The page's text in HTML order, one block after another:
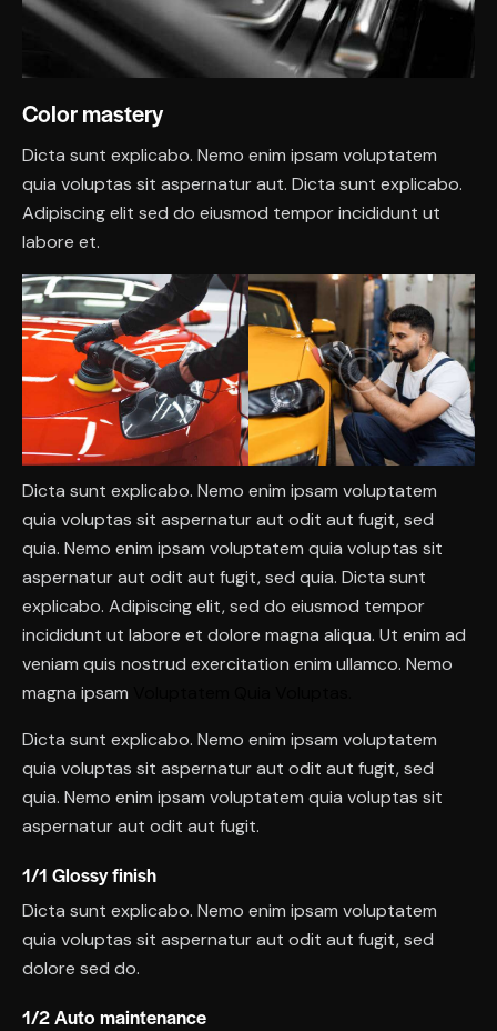
Color mastery
Dicta sunt explicabo. Nemo enim ipsam voluptatem
quia voluptas sit aspernatur aut. Dicta sunt explicabo.
Adipiscing elit sed do eiusmod tempor incididunt ut
labore et.
Dicta sunt explicabo. Nemo enim ipsam voluptatem
quia voluptas sit aspernatur aut odit aut fugit, sed
quia. Nemo enim ipsam voluptatem quia voluptas sit
aspernatur aut odit aut fugit, sed quia. Dicta sunt
explicabo. Adipiscing elit, sed do eiusmod tempor
incididunt ut labore et dolore magna aliqua. Ut enim ad
veniam quis nostrud exercitation enim ullamco. Nemo
magna ipsam
Dicta sunt explicabo. Nemo enim ipsam voluptatem
quia voluptas sit aspernatur aut odit aut fugit, sed
quia. Nemo enim ipsam voluptatem quia voluptas sit
aspernatur aut odit aut fugit.
1/1 Glossy finish
Dicta sunt explicabo. Nemo enim ipsam voluptatem
quia voluptas sit aspernatur aut odit aut fugit, sed
dolore sed do.
1/2 Auto maintenance